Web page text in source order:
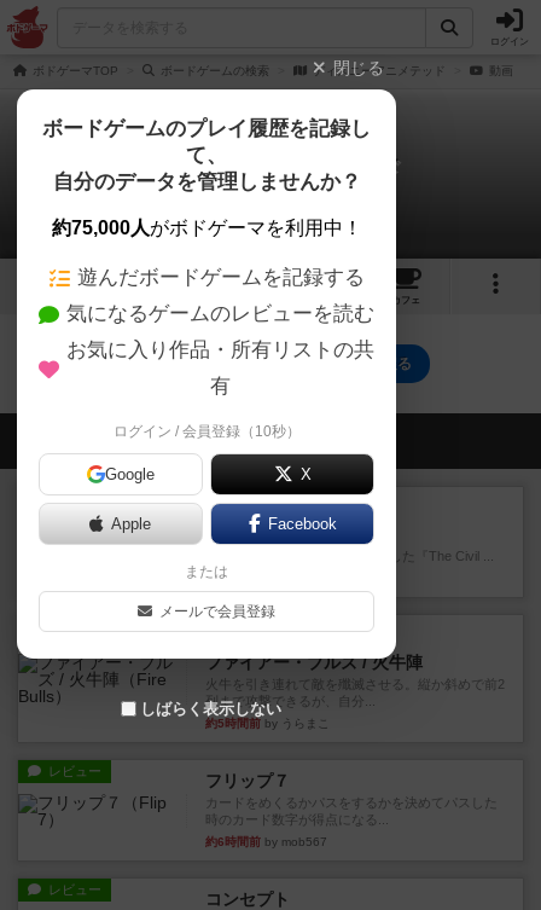
ログイン
ボドゲーマTOP ボードゲームの検索 ディズニーアニメテッド 動画
ディズニーアニメテッド
0件の動画
6 2
カフェ
ディズニーアニメテッドのトップに戻る
会員の新しい投稿
レビュー
南北戦争
1983年にVictory Gamesが出版した『The Civil ...
約3時間前
ファイアー・ブルズ / 火牛陣
火牛を引き連れて敵を殲滅させる。縦か斜めで前2
列まで攻撃できるが、自分...
約5時間前 by うらまこ
レビュー フリップ７
カードをめくるかパスをするかを決めてパスした
時のカード数字が得点になる...
約6時間前 by mob567
レビュー コンセプト
閉じる
ボードゲームのプレイ履歴を記録し
て、
自分のデータを管理しませんか？
約75,000人がボドゲーマを利用中！
遊んだボードゲームを記録する
気になるゲームのレビューを読む
お気に入り作品・所有リストの共
有
ログイン / 会員登録（10秒）
Google X
Apple Facebook
または
メールで会員登録
しばらく表示しない